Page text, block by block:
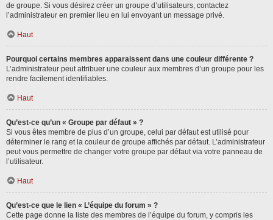
de groupe. Si vous désirez créer un groupe d’utilisateurs, contactez
l’administrateur en premier lieu en lui envoyant un message privé.
Haut
Pourquoi certains membres apparaissent dans une couleur différente ?
L’administrateur peut attribuer une couleur aux membres d’un groupe pour les
rendre facilement identifiables.
Haut
Qu’est-ce qu’un « Groupe par défaut » ?
Si vous êtes membre de plus d’un groupe, celui par défaut est utilisé pour
déterminer le rang et la couleur de groupe affichés par défaut. L’administrateur
peut vous permettre de changer votre groupe par défaut via votre panneau de
l’utilisateur.
Haut
Qu’est-ce que le lien « L’équipe du forum » ?
Cette page donne la liste des membres de l’équipe du forum, y compris les